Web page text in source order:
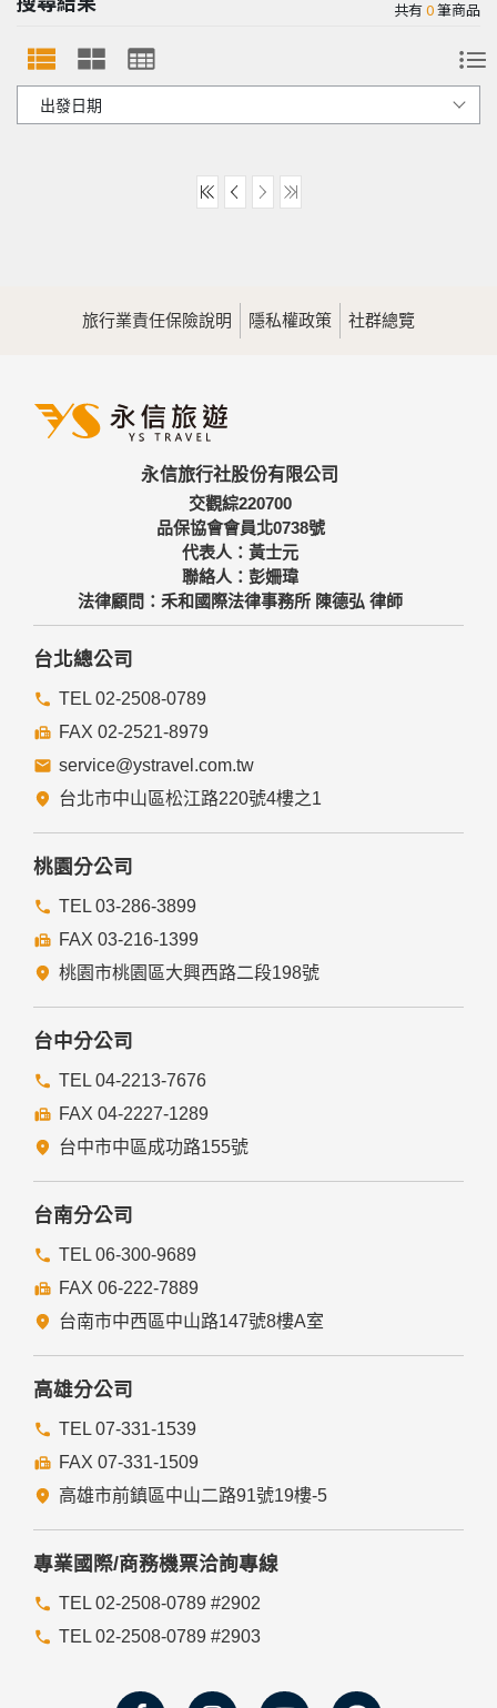
共有0筆商品
旅行業責任保險說明 隱私權政策 社群總覽
永信旅行社股份有限公司
交觀綜220700
品保協會會員北0738號
代表人：黃士元
聯絡人：彭姍瑋
法律顧問：禾和國際法律事務所 陳德弘 律師
台北總公司
TEL 02-2508-0789
FAX 02-2521-8979
service@ystravel.com.tw
台北市中山區松江路220號4樓之1
桃園分公司
TEL 03-286-3899
FAX 03-216-1399
桃園市桃園區大興西路二段198號
台中分公司
TEL 04-2213-7676
FAX 04-2227-1289
台中市中區成功路155號
台南分公司
TEL 06-300-9689
FAX 06-222-7889
台南市中西區中山路147號8樓A室
高雄分公司
TEL 07-331-1539
FAX 07-331-1509
高雄市前鎮區中山二路91號19樓-5
專業國際/商務機票洽詢專線
TEL 02-2508-0789 #2902
TEL 02-2508-0789 #2903